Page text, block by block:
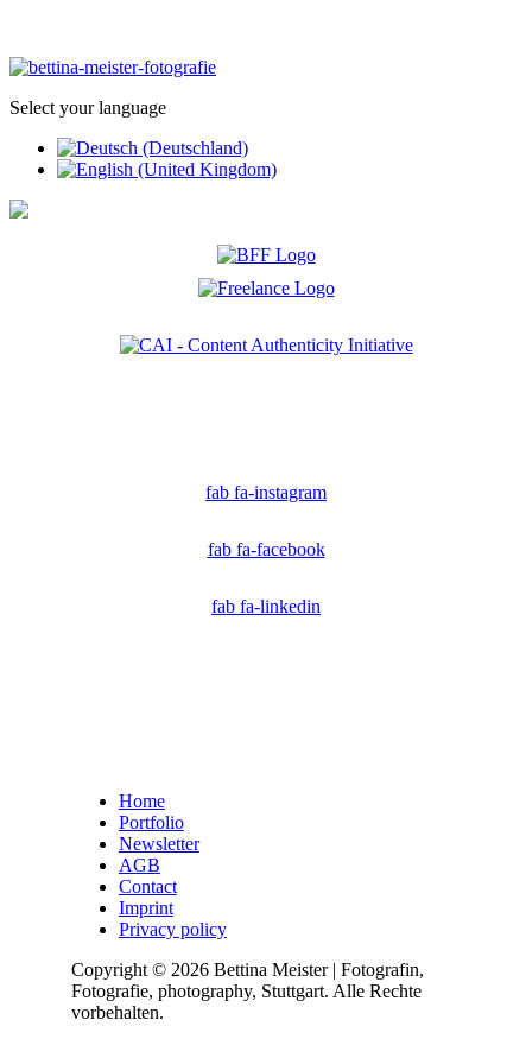
Select your language
fab fa-instagram
fab fa-facebook
fab fa-linkedin
Home
Portfolio
Newsletter
AGB
Contact
Imprint
Privacy policy
Copyright © 2026 Bettina Meister | Fotografin,
Fotografie, photography, Stuttgart. Alle Rechte
vorbehalten.